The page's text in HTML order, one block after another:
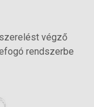
végző
rendszerbe